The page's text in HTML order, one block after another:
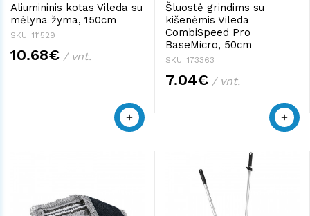
Aliumininis kotas Vileda su
mėlyna žyma, 150cm
SKU: 111529
10.68€ / vnt.
Šluostė grindims su
kišenėmis Vileda
CombiSpeed Pro
BaseMicro, 50cm
SKU: 173363
7.04€ / vnt.